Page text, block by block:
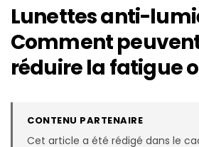
Lunettes anti-
Comment
réduire la fatigue
CONTENU PARTENAIRE
Cet article a été rédigé dans le